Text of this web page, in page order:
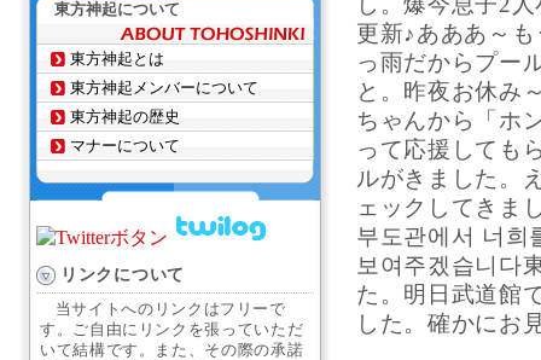
更新♪あああ～
っ雨だからプー
と。昨夜お休み
ちゃんから「ホ
って応援しても
ルがきました。
ェックしてきま
부도관에서 너희
보여주겠습니다
た。明日武道館
した。確かにお
東方神起について
東方神起とは
東方神起メンバーについて
東方神起の歴史
マナーについて
リンクについて
当サイトへのリンクはフリーで
す。ご自由にリンクを張っていただ
いて結構です。また、その際の承諾